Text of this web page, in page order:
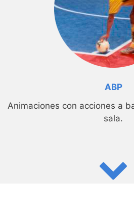
ABP
Animaciones con acciones a
sala.